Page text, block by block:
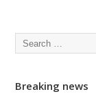
Breaking news